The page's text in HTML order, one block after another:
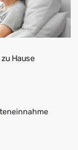
Hause